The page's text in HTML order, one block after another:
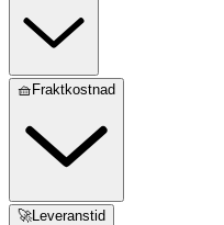
🧺Fraktkostnad
🚀Leveranstid